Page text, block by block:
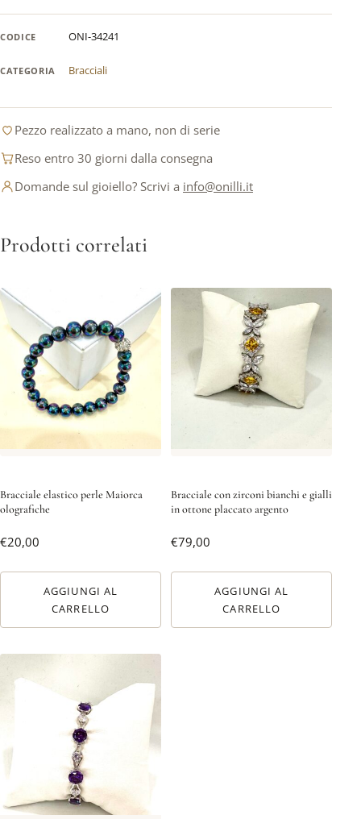
cuori
CODICE ONI-34241
CATEGORIA Bracciali
Pezzo realizzato a mano, non di serie
Reso entro 30 giorni dalla consegna
Domande sul gioiello? Scrivi a info@onilli.it
Prodotti correlati
Bracciale elastico perle Maiorca
olografiche
€20,00
AGGIUNGI AL
CARRELLO
Bracciale con zirconi bianchi e gialli
in ottone placcato argento
€79,00
AGGIUNGI AL
CARRELLO